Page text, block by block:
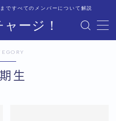
ージ！
ですべてのメンバーについて解説
生